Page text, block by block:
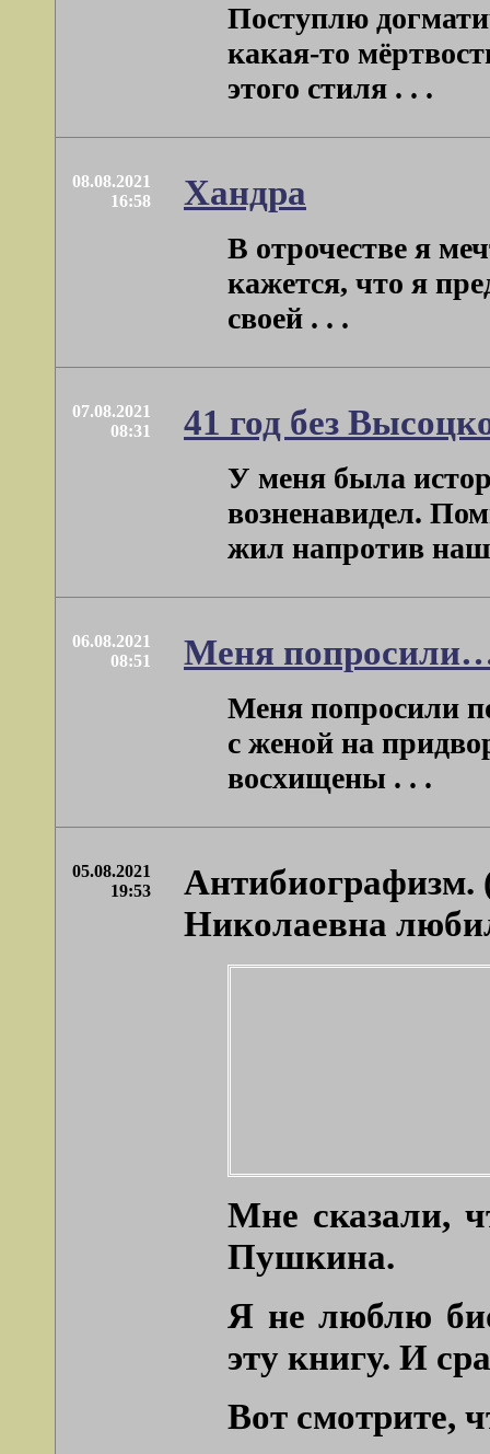
Поступлю
какая-то
этого стиля . . .
08.08.2021
16:58
Хандра
В отрочестве я
кажется, что я
своей . . .
07.08.2021
08:31
41 год без
У меня была
возненавидел.
жил напротив
06.08.2021
08:51
Меня
Меня попросили
с женой на
восхищены . . .
05.08.2021
19:53
Антибиографизм.
Николаевна
Мне сказали,
Пушкина.
Я не люблю
эту книгу. И
Вот смотрите,